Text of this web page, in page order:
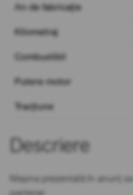
An de fabricație
Kilometraj
Combustibil
Putere motor
Tracțiune
Descriere
Mașina prezentată în anunț